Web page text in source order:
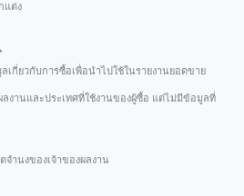
แต่ง
เกี่ยวกับการซื้อเพื่อนำไปใช้ในรายงานยอดขาย
งานและประเทศที่ใช้งานของผู้ซื้อ แต่ไม่มีข้อมูลที่
จำนงของเจ้าของผลงาน